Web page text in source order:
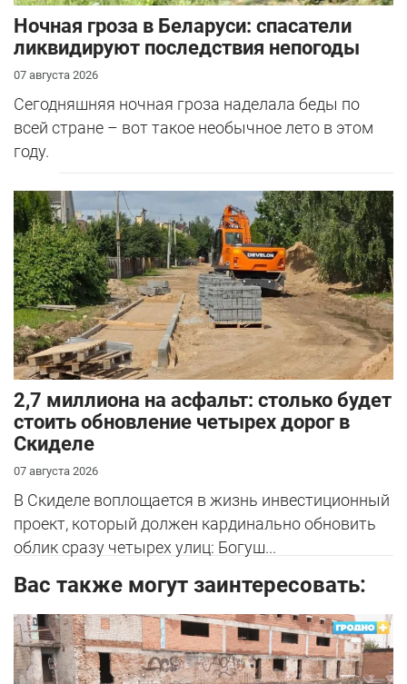
Ночная гроза в Беларуси: спасатели
ликвидируют последствия непогоды
07 августа 2026
Сегодняшняя ночная гроза наделала беды по
всей стране – вот такое необычное лето в этом
году.
2,7 миллиона на асфальт: столько будет
стоить обновление четырех дорог в
Скиделе
07 августа 2026
В Скиделе воплощается в жизнь инвестиционный
проект, который должен кардинально обновить
облик сразу четырех улиц: Богуш...
Вас также могут заинтересовать: